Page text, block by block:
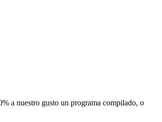
a nuestro gusto un programa compilado, o